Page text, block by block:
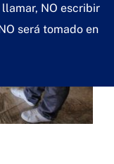
NO escribir
será tomado en